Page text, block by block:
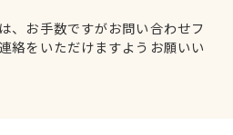
、お手数ですがお問い合わせフ
絡をいただけますようお願いい